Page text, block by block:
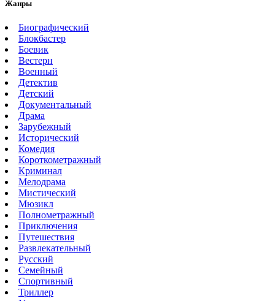
Жанры
Биографический
Блокбастер
Боевик
Вестерн
Военный
Детектив
Детский
Документальный
Драма
Зарубежный
Исторический
Комедия
Короткометражный
Криминал
Мелодрама
Мистический
Мюзикл
Полнометражный
Приключения
Путешествия
Развлекательный
Русский
Семейный
Спортивный
Триллер